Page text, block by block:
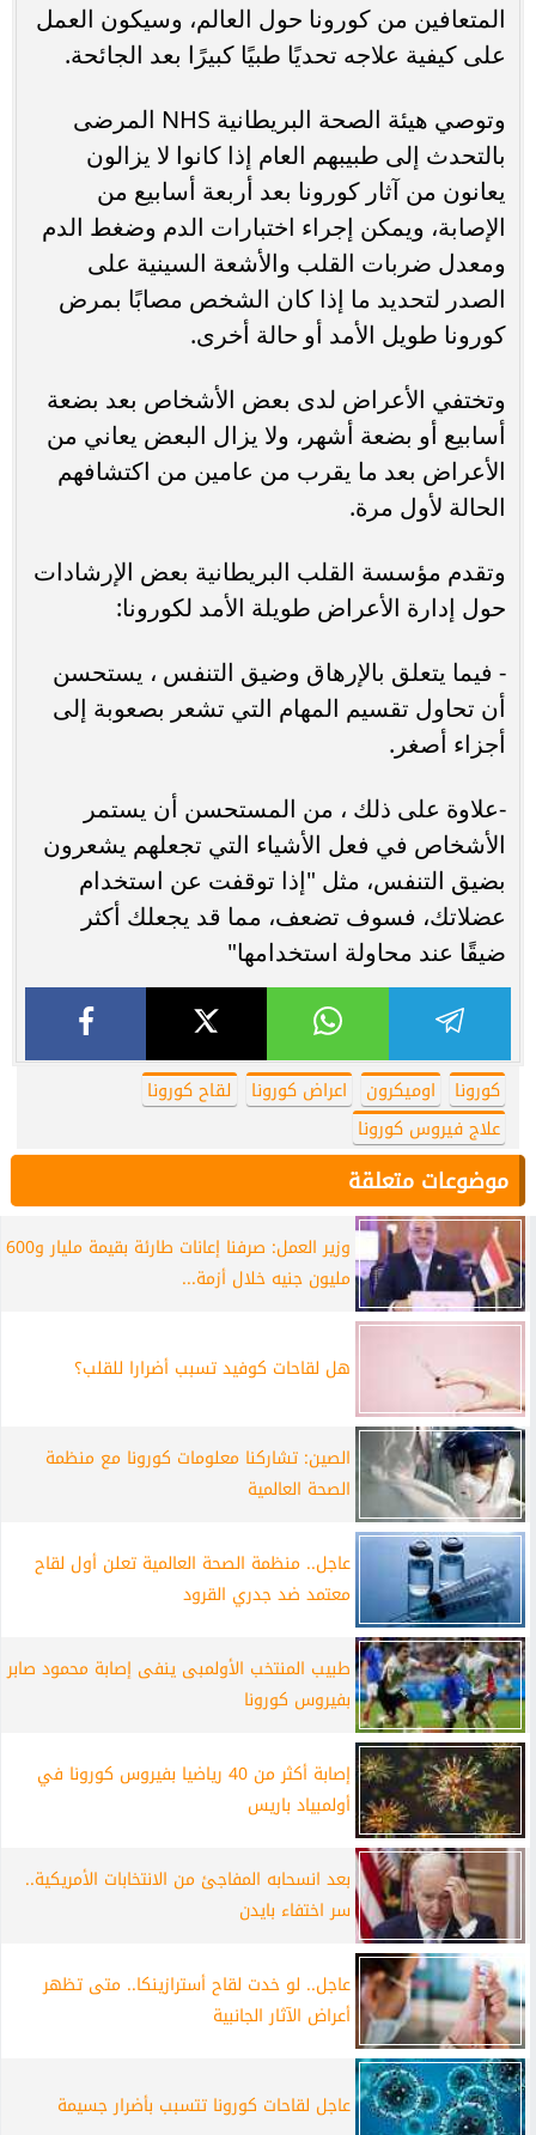
المتعافين من كورونا حول العالم، وسيكون العمل
على كيفية علاجه تحديًا طبيًا كبيرًا بعد الجائحة.
وتوصي هيئة الصحة البريطانية NHS المرضى
بالتحدث إلى طبيبهم العام إذا كانوا لا يزالون
يعانون من آثار كورونا بعد أربعة أسابيع من
الإصابة، ويمكن إجراء اختبارات الدم وضغط الدم
ومعدل ضربات القلب والأشعة السينية على
الصدر لتحديد ما إذا كان الشخص مصابًا بمرض
كورونا طويل الأمد أو حالة أخرى.
وتختفي الأعراض لدى بعض الأشخاص بعد بضعة
أسابيع أو بضعة أشهر، ولا يزال البعض يعاني من
الأعراض بعد ما يقرب من عامين من اكتشافهم
الحالة لأول مرة.
وتقدم مؤسسة القلب البريطانية بعض الإرشادات
حول إدارة الأعراض طويلة الأمد لكورونا:
- فيما يتعلق بالإرهاق وضيق التنفس ، يستحسن
أن تحاول تقسيم المهام التي تشعر بصعوبة إلى
أجزاء أصغر.
-علاوة على ذلك ، من المستحسن أن يستمر
الأشخاص في فعل الأشياء التي تجعلهم يشعرون
بضيق التنفس، مثل "إذا توقفت عن استخدام
عضلاتك، فسوف تضعف، مما قد يجعلك أكثر
ضيقًا عند محاولة استخدامها"
كورونا اوميكرون اعراض كورونا
لقاح كورونا
علاج فيروس كورونا
موضوعات متعلقة
وزير العمل: صرفنا إعانات طارئة بقيمة مليار و600
مليون جنيه خلال أزمة...
هل لقاحات كوفيد تسبب أضرارا للقلب؟
الصين: تشاركنا معلومات كورونا مع منظمة
الصحة العالمية
عاجل.. منظمة الصحة العالمية تعلن أول لقاح
معتمد ضد جدري القرود
طبيب المنتخب الأولمبى ينفى إصابة محمود صابر
بفيروس كورونا
إصابة أكثر من 40 رياضيا بفيروس كورونا في
أولمبياد باريس
بعد انسحابه المفاجئ من الانتخابات الأمريكية..
سر اختفاء بايدن
عاجل.. لو خدت لقاح أسترازينكا.. متى تظهر
أعراض الآثار الجانبية
عاجل لقاحات كورونا تتسبب بأضرار جسيمة